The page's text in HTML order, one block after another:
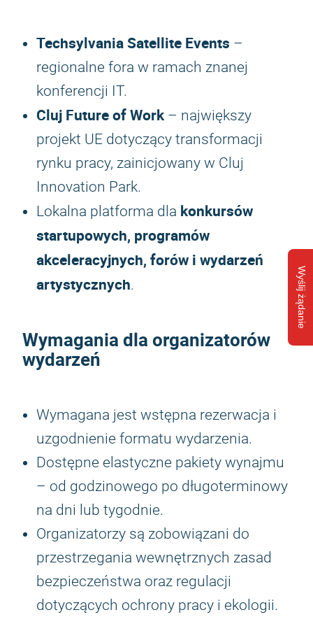
Wyślij żądanie
Techsylvania Satellite Events –
regionalne fora w ramach znanej
konferencji IT.
Cluj Future of Work– największy
projekt UE dotyczący transformacji
rynku pracy, zainicjowany w Cluj
Innovation Park.
Lokalna platforma dla konkursów
startupowych, programów
akceleracyjnych, forów i wydarzeń
artystycznych.
Wymagania dla organizatorów
wydarzeń
Wymagana jest wstępna rezerwacja i
uzgodnienie formatu wydarzenia.
Dostępne elastyczne pakiety wynajmu
– od godzinowego po długoterminowy
na dni lub tygodnie.
Organizatorzy są zobowiązani do
przestrzegania wewnętrznych zasad
bezpieczeństwa oraz regulacji
dotyczących ochrony pracy i ekologii.